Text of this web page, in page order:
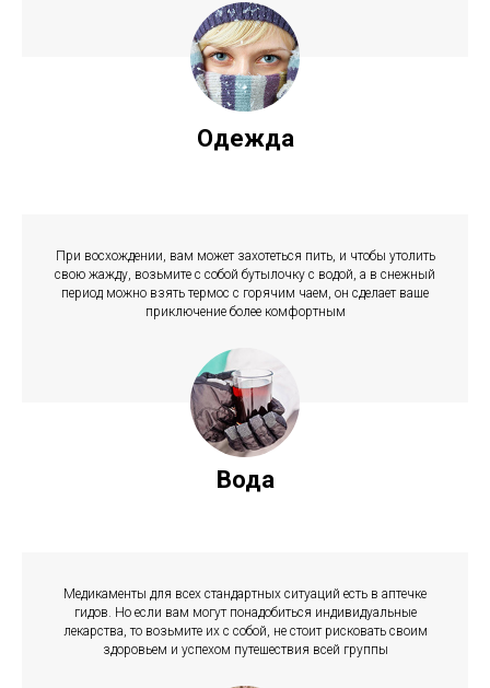
Одежда
При восхождении, вам может захотеться пить, и чтобы утолить
свою жажду, возьмите с собой бутылочку с водой, а в снежный
период можно взять термос с горячим чаем, он сделает ваше
приключение более комфортным
Вода
Медикаменты для всех стандартных ситуаций есть в аптечке
гидов. Но если вам могут понадобиться индивидуальные
лекарства, то возьмите их с собой, не стоит рисковать своим
здоровьем и успехом путешествия всей группы